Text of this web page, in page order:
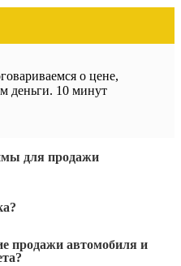
о цене,
деньги. 10 минут
для продажи
продажи автомобиля и